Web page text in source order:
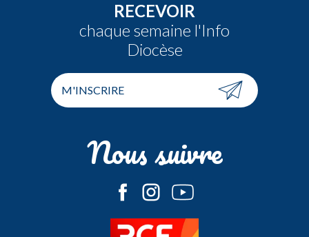
RECEVOIR
chaque semaine l'Info
Diocèse
M'INSCRIRE
Nous suivre